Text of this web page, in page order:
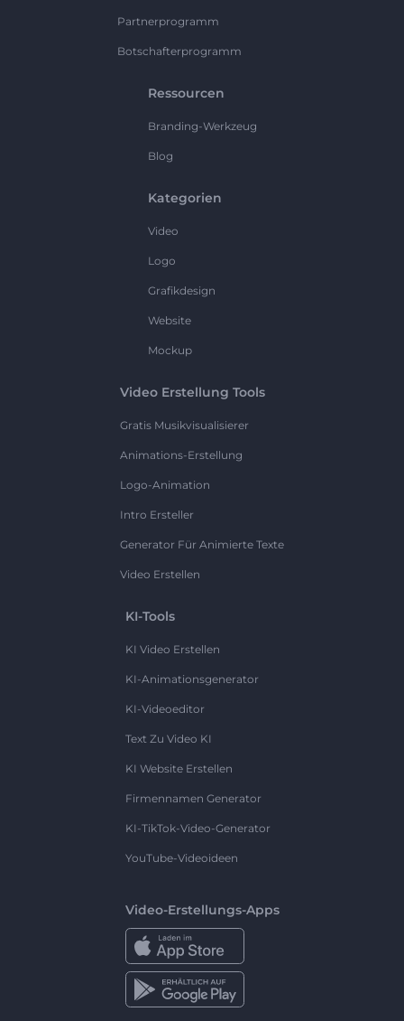
Partnerprogramm
Botschafterprogramm
Ressourcen
Branding-Werkzeug
Blog
Kategorien
Video
Logo
Grafikdesign
Website
Mockup
Video Erstellung Tools
Gratis Musikvisualisierer
Animations-Erstellung
Logo-Animation
Intro Ersteller
Generator Für Animierte Texte
Video Erstellen
KI-Tools
KI Video Erstellen
KI-Animationsgenerator
KI-Videoeditor
Text Zu Video KI
KI Website Erstellen
Firmennamen Generator
KI-TikTok-Video-Generator
YouTube-Videoideen
Video-Erstellungs-Apps